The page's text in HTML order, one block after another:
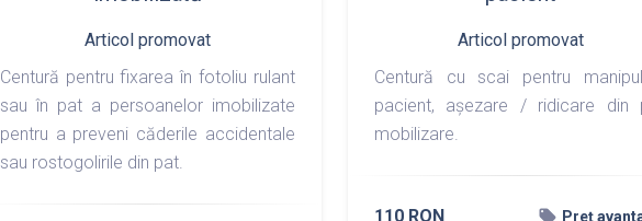
Articol promovat
Centură pentru fixarea în fotoliu rulant
sau în pat a persoanelor imobilizate
pentru a preveni căderile accidentale
sau rostogolirile din pat.
Articol promovat
Centură cu scai pentru
pacient, așezare / ridicare din
mobilizare.
110 RON local_offer Preț